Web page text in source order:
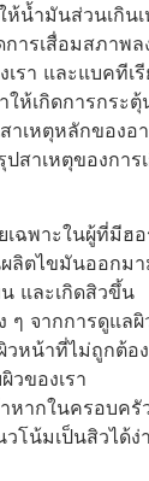
น้ำมันส่วนเกิน
ารเสื่อมสภาพล
รา และแบคทีเ
ห้เกิดการกระตุ้
าเหตุหลักของอ
ปสาเหตุของกา
เฉพาะในผู้ที่มีฮ
ลิตไขมันออกม
และเกิดสิวขึ้น
ๆ จากการดูแล
หน้าที่ไม่ถูกต้อ
วของเรา
หากในครอบครั
โน้มเป็นสิวได้